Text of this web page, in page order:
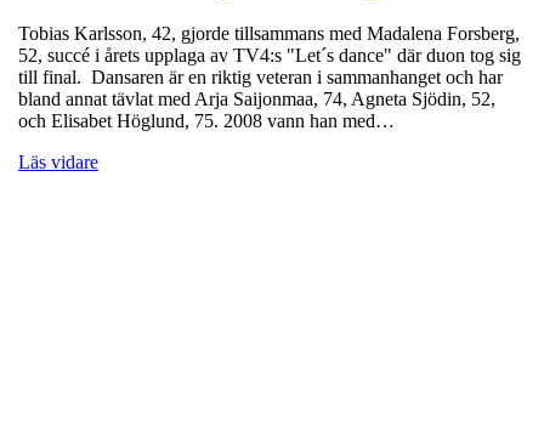
Tobias Karlsson, 42, gjorde tillsammans med Madalena Forsberg,
52, succé i årets upplaga av TV4:s "Let´s dance" där duon tog sig
till final. Dansaren är en riktig veteran i sammanhanget och har
bland annat tävlat med Arja Saijonmaa, 74, Agneta Sjödin, 52,
och Elisabet Höglund, 75. 2008 vann han med…
Läs vidare